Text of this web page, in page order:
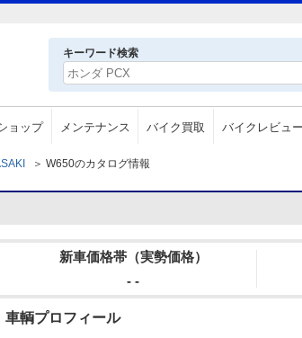
キーワード検索
ョップ メンテナンス バイク買取 バイクレビュー
＞ W650のカタログ情報
新車価格帯（実勢価格）
- -
車輌プロフィール